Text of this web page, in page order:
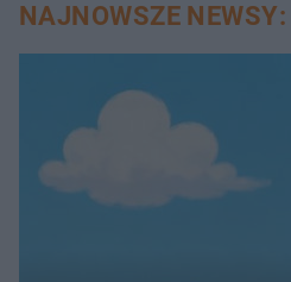
NAJNOWSZE NEWSY: